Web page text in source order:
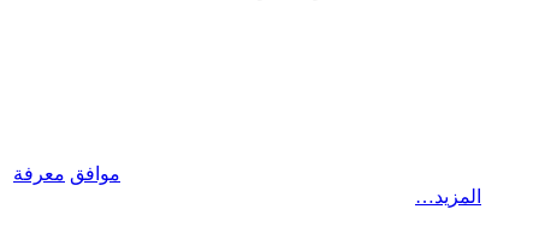
موافق معرفة
المزيد…